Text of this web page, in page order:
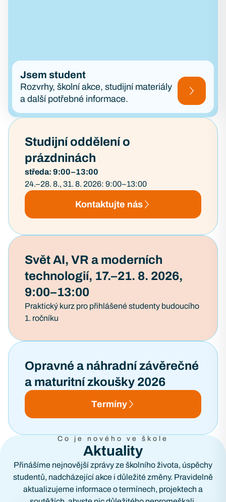
Jsem student
Rozvrhy, školní akce, studijní materiály
a další potřebné informace.
Studijní oddělení o
prázdninách
středa: 9:00–13:00
24.–28. 8., 31. 8. 2026: 9:00–13:00
Kontaktujte nás
Svět AI, VR a moderních
technologií, 17.–21. 8. 2026,
9:00–13:00
Praktický kurz pro přihlášené studenty budoucího
1. ročníku
Opravné a náhradní závěrečné
a maturitní zkoušky 2026
Termíny
Co je nového ve škole
Aktuality
Přinášíme nejnovější zprávy ze školního života, úspěchy
studentů, nadcházející akce i důležité změny. Pravidelně
aktualizujeme informace o termínech, projektech a